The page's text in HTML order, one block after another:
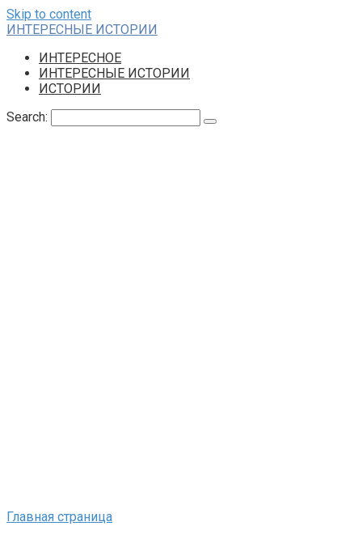
Skip to content
ИНТЕРЕСНЫЕ ИСТОРИИ
ИНТЕРЕСНОЕ
ИНТЕРЕСНЫЕ ИСТОРИИ
ИСТОРИИ
Search:
Главная страница